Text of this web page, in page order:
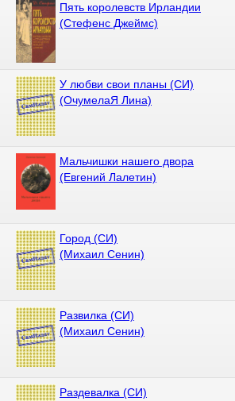
Пять королевств Ирландии
(Стефенс Джеймс)
У любви свои планы (СИ)
(ОчумелаЯ Лина)
Мальчишки нашего двора
(Евгений Лалетин)
Город (СИ)
(Михаил Сенин)
Развилка (СИ)
(Михаил Сенин)
Раздевалка (СИ)